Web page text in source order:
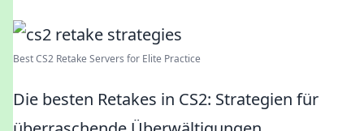
Best CS2 Retake Servers for Elite Practice
Die besten Retakes in CS2: Strategien für